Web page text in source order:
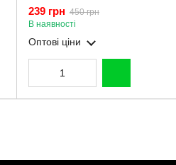
зі шторкою на камеру на
моторолу е32 чорний
239 грн 450 грн
В наявності
Оптові ціни